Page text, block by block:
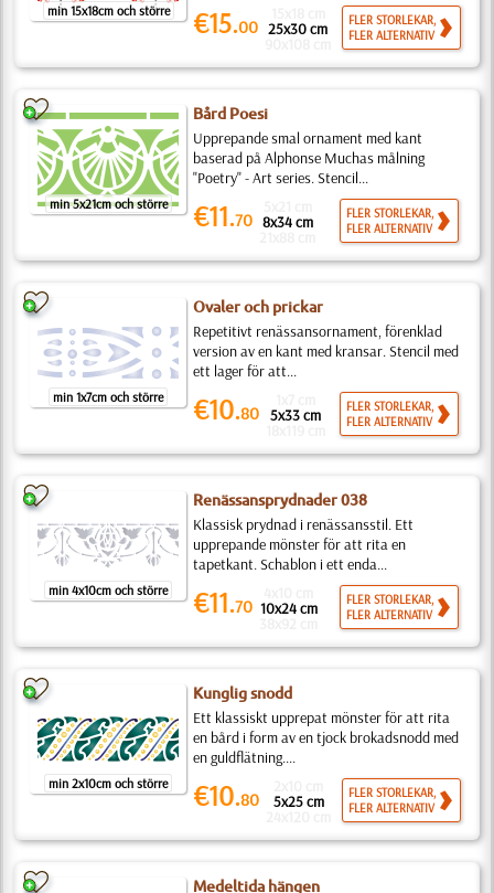
min 15x18cm och större €15.00 25x30 cm
FLER STORLEKAR,
FLER ALTERNATIV
min 5x21cm och större
Bård Poesi
Upprepande smal ornament med kant
baserad på Alphonse Muchas målning
"Poetry" - Art series. Stencil...
€11.70 8x34 cm
FLER STORLEKAR,
FLER ALTERNATIV
min 1x7cm och större
Ovaler och prickar
Repetitivt renässansornament, förenklad
version av en kant med kransar. Stencil med
ett lager för att...
€10.80 5x33 cm
FLER STORLEKAR,
FLER ALTERNATIV
min 4x10cm och större
Renässansprydnader 038
Klassisk prydnad i renässansstil. Ett
upprepande mönster för att rita en
tapetkant. Schablon i ett enda...
€11.70 10x24 cm
FLER STORLEKAR,
FLER ALTERNATIV
min 2x10cm och större
Kunglig snodd
Ett klassiskt upprepat mönster för att rita
en bård i form av en tjock brokadsnodd med
en guldflätning....
€10.80 5x25 cm
FLER STORLEKAR,
FLER ALTERNATIV
Medeltida hängen